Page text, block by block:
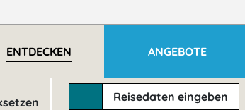
ENTDECKEN ANGEBOTE
Reisedateneingeben